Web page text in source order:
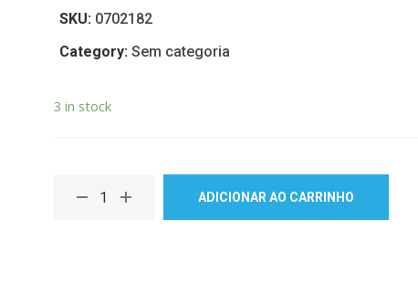
SKU: 0702182
Category: Sem categoria
3 in stock
ADICIONAR AO CARRINHO